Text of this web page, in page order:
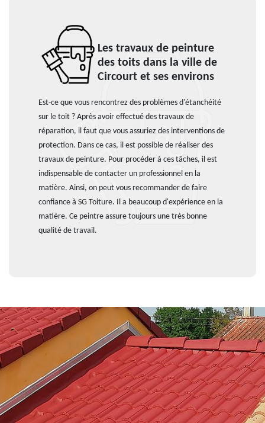
Les travaux de peinture
des toits dans la ville de
Circourt et ses environs
Est-ce que vous rencontrez des problèmes d'étanchéité
sur le toit ? Après avoir effectué des travaux de
réparation, il faut que vous assuriez des interventions de
protection. Dans ce cas, il est possible de réaliser des
travaux de peinture. Pour procéder à ces tâches, il est
indispensable de contacter un professionnel en la
matière. Ainsi, on peut vous recommander de faire
confiance à SG Toiture. Il a beaucoup d'expérience en la
matière. Ce peintre assure toujours une très bonne
qualité de travail.